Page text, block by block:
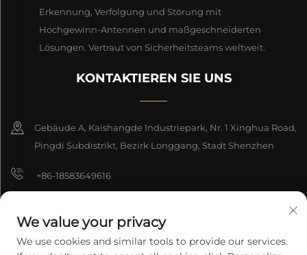
Erkennung, Verfolgung und Störung mit
Hochgewinn-Antennen und maßgeschneiderten
Lösungen. Vertraut von Sicherheitsteams weltweit.
KONTAKTIEREN SIE UNS
Gebäude A, Kaishangde Industriepark, Nr. 1 Xinghua Road,
Pingdi Subdistrikt, Bezirk Longgang, Stadt Shenzhen
+86-18583649616
8618165761396
We value your privacy
We use cookies and similar tools to provide our services.